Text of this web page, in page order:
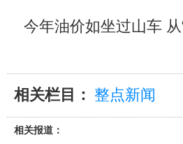
今年油价如坐过山车 从
相关栏目： 整点新闻
相关报道：